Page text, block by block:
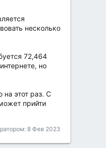
несколько
72,464
но
на этот раз. С
прийти
8 Фев 2023